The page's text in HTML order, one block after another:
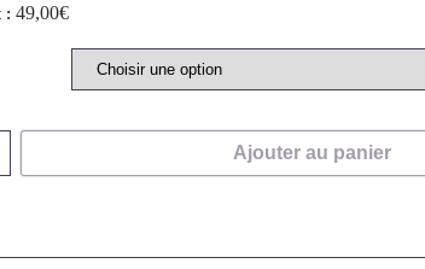
: 49,00€
Ajouter au panier